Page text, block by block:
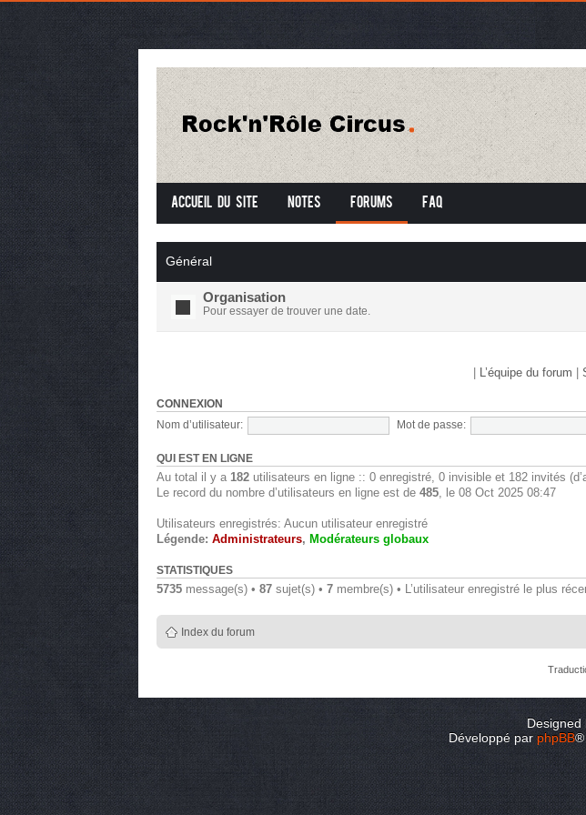
Accueil du site Notes Forums FAQ
Général
Organisation
Pour essayer de trouver une date.
L’équipe du forum
CONNEXION
Nom d’utilisateur: Mot de passe:
QUI EST EN LIGNE
Au total il y a 182 utilisateurs en ligne :: 0 enregistré, 0 invisible et 182 invités
Le record du nombre d’utilisateurs en ligne est de 485, le 08 Oct 2025 08:47
Utilisateurs enregistrés: Aucun utilisateur enregistré
Légende: Administrateurs, Modérateurs globaux
STATISTIQUES
5735 message(s) • 87 sujet(s) • 7 membre(s) • L’utilisateur enregistré le plus
Index du forum
Designed
Développé par phpBB®